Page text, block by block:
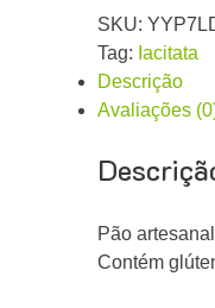
SKU:
Tag: Iacitata
Descrição
Avaliações
Pão
Contém